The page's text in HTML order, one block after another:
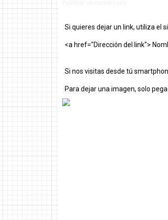
Si quieres dejar un link, utiliza el
<a href="Dirección del link">
Si nos visitas desde tú
Para dejar una imagen, solo